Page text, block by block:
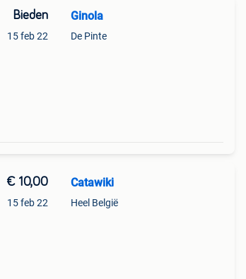
Bieden
15 feb 22
Ginola
De Pinte
€ 10,00
15 feb 22
Catawiki
Heel België